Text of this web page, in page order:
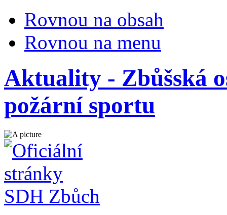
Rovnou na obsah
Rovnou na menu
Aktuality - Zbůšská
požární sportu